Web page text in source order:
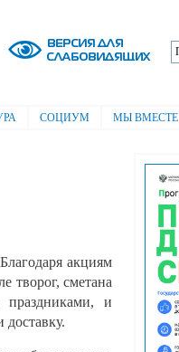
СОЦИУМ МЫ ВМЕСТЕ
акциям
творог, сметана
и